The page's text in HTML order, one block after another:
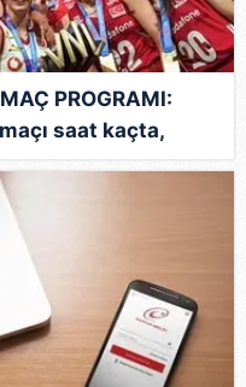
PROGRAMI:
saat kaçta,